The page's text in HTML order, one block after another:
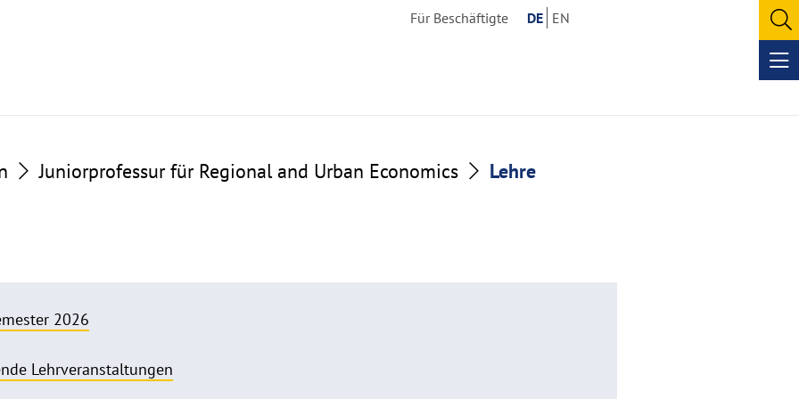
Für Beschäftigte DE EN
Juniorprofessur für Regional and Urban Economics Lehre
2026
Lehrveranstaltungen